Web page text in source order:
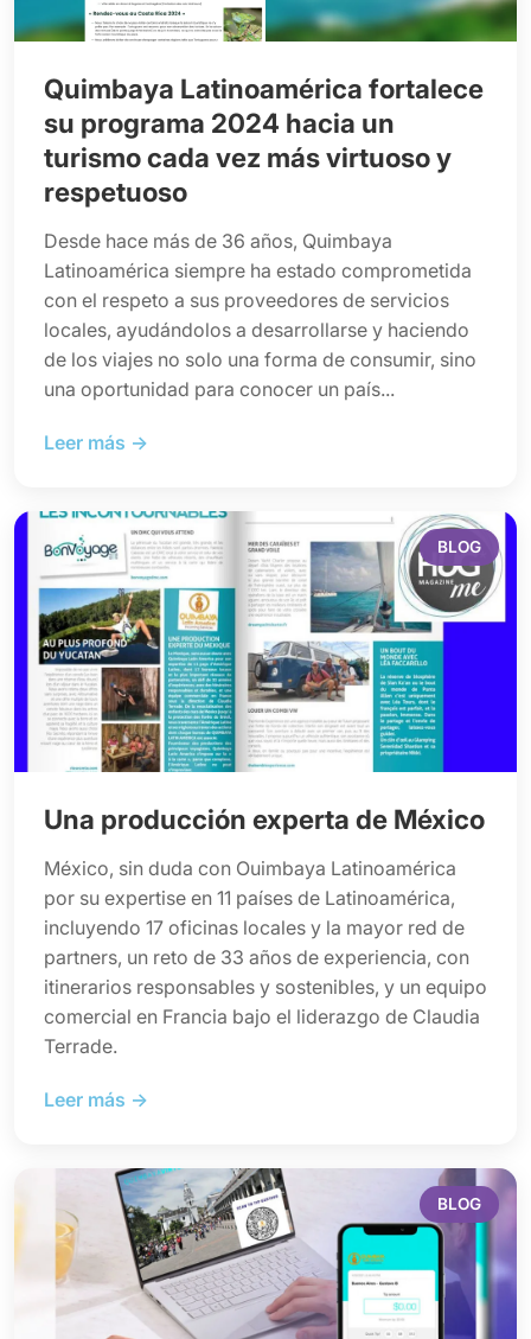
Quimbaya Latinoamérica fortalece
su programa 2024 hacia un
turismo cada vez más virtuoso y
respetuoso
Desde hace más de 36 años, Quimbaya
Latinoamérica siempre ha estado comprometida
con el respeto a sus proveedores de servicios
locales, ayudándolos a desarrollarse y haciendo
de los viajes no solo una forma de consumir, sino
una oportunidad para conocer un país...
Leer más →
BLOG
Una producción experta de México
México, sin duda con Ouimbaya Latinoamérica
por su expertise en 11 países de Latinoamérica,
incluyendo 17 oficinas locales y la mayor red de
partners, un reto de 33 años de experiencia, con
itinerarios responsables y sostenibles, y un equipo
comercial en Francia bajo el liderazgo de Claudia
Terrade.
Leer más →
BLOG